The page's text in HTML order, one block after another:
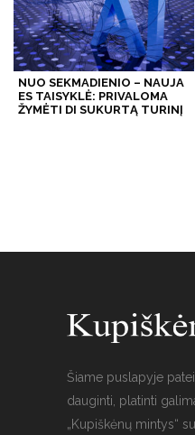
NUO SEKMADIENIO – NAUJA
ES TAISYKLĖ: PRIVALOMA
ŽYMĖTI DI SUKURTĄ TURINĮ
Šiame puslapyje
dauginti, platinti
„Kupiškėnų mintys“